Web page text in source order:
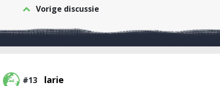
Vorige discussie
#13 larie